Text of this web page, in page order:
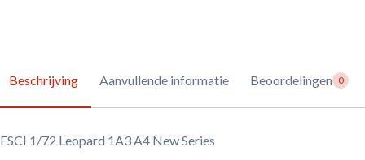
Beschrijving Aanvullende informatie Beoordelingen 0
ESCI 1/72 Leopard 1A3 A4 New Series